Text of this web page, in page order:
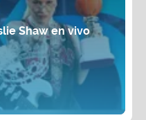
Shaw en vivo